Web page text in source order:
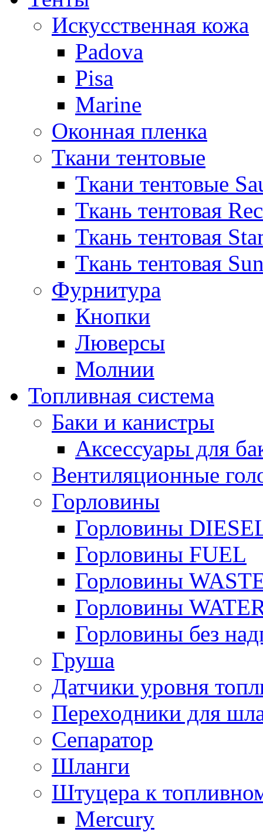
Искусственная кожа
Padova
Pisa
Marine
Оконная пленка
Ткани тентовые
Ткани тентовые
Ткань тентовая
Ткань тентовая
Ткань тентовая
Фурнитура
Кнопки
Люверсы
Молнии
Топливная система
Баки и канистры
Аксессуары для
Вентиляционные
Горловины
Горловины
Горловины FUEL
Горловины
Горловины
Горловины без
Груша
Датчики уровня
Переходники для
Сепаратор
Шланги
Штуцера к
Mercury